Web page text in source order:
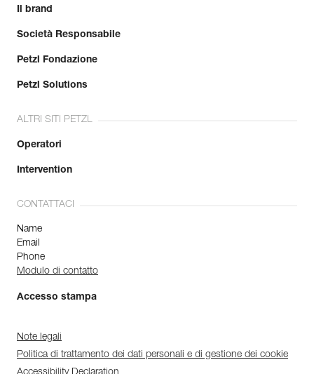
Il brand
Società Responsabile
Petzl Fondazione
Petzl Solutions
ALTRI SITI PETZL
Operatori
Intervention
CONTATTACI
Name
Email
Phone
Modulo di contatto
Accesso stampa
Note legali
Politica di trattamento dei dati personali e di gestione dei cookie